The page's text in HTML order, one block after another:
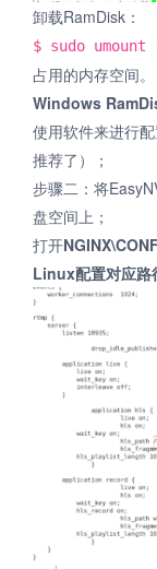
卸载RamDisk：
$ sudo umount
占用的内存空间。
Windows
使用软件来进行
推荐了）；
步骤二：将
盘空间上；
打开
Linux配置对应路